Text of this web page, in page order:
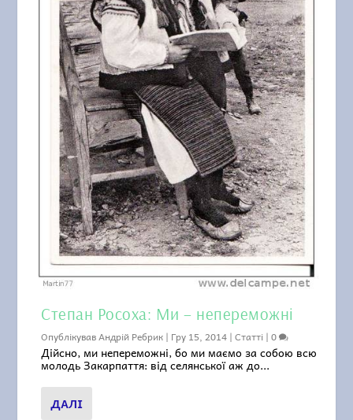
Степан Росоха: Ми – непереможні
ОпублікувавАндрій Ребрик | Гру 15, 2014 |Статті |0
Дійсно, ми непереможні, бо ми маємо за собою всю
молодь Закарпаття: від селянської аж до...
ДАЛІ